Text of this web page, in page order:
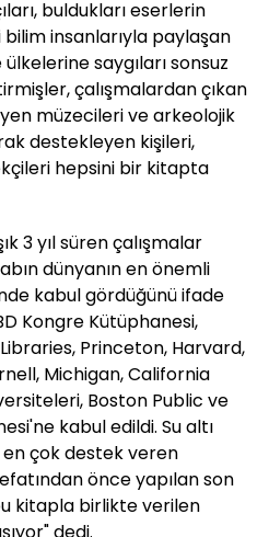
buldukları eserlerin
insanlarıyla paylaşan
saygıları sonsuz
çalışmalardan çıkan
müzecileri ve arkeolojik
destekleyen kişileri,
hepsini bir kitapta
3 yıl süren çalışmalar
dünyanın en önemli
kabul gördüğünü ifade
Kongre Kütüphanesi,
Princeton, Harvard,
Michigan, California
Boston Public ve
kabul edildi. Su altı
çok destek veren
önce yapılan son
kitapla birlikte verilen